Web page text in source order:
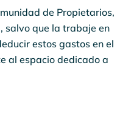
de Propietarios,
salvo que la trabaje en
estos gastos en el
al espacio dedicado a